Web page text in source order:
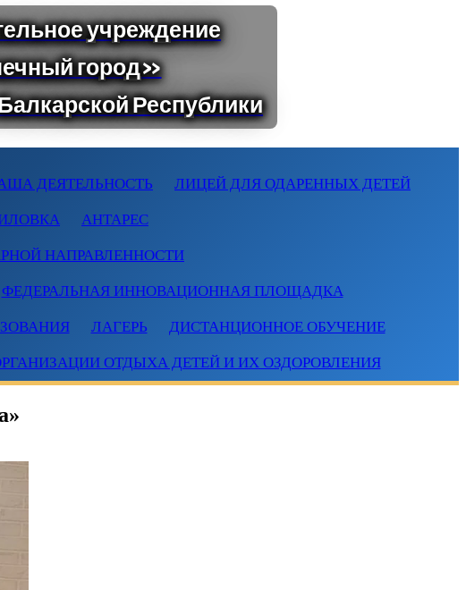
ДЕЯТЕЛЬНОСТЬ ЛИЦЕЙ ДЛЯ ОДАРЕННЫХ ДЕТЕЙ
АНТАРЕС
НАПРАВЛЕННОСТИ
ФЕДЕРАЛЬНАЯ ИННОВАЦИОННАЯ ПЛОЩАДКА
ЛАГЕРЬ ДИСТАНЦИОННОЕ ОБУЧЕНИЕ
ОТДЫХА ДЕТЕЙ И ИХ ОЗДОРОВЛЕНИЯ